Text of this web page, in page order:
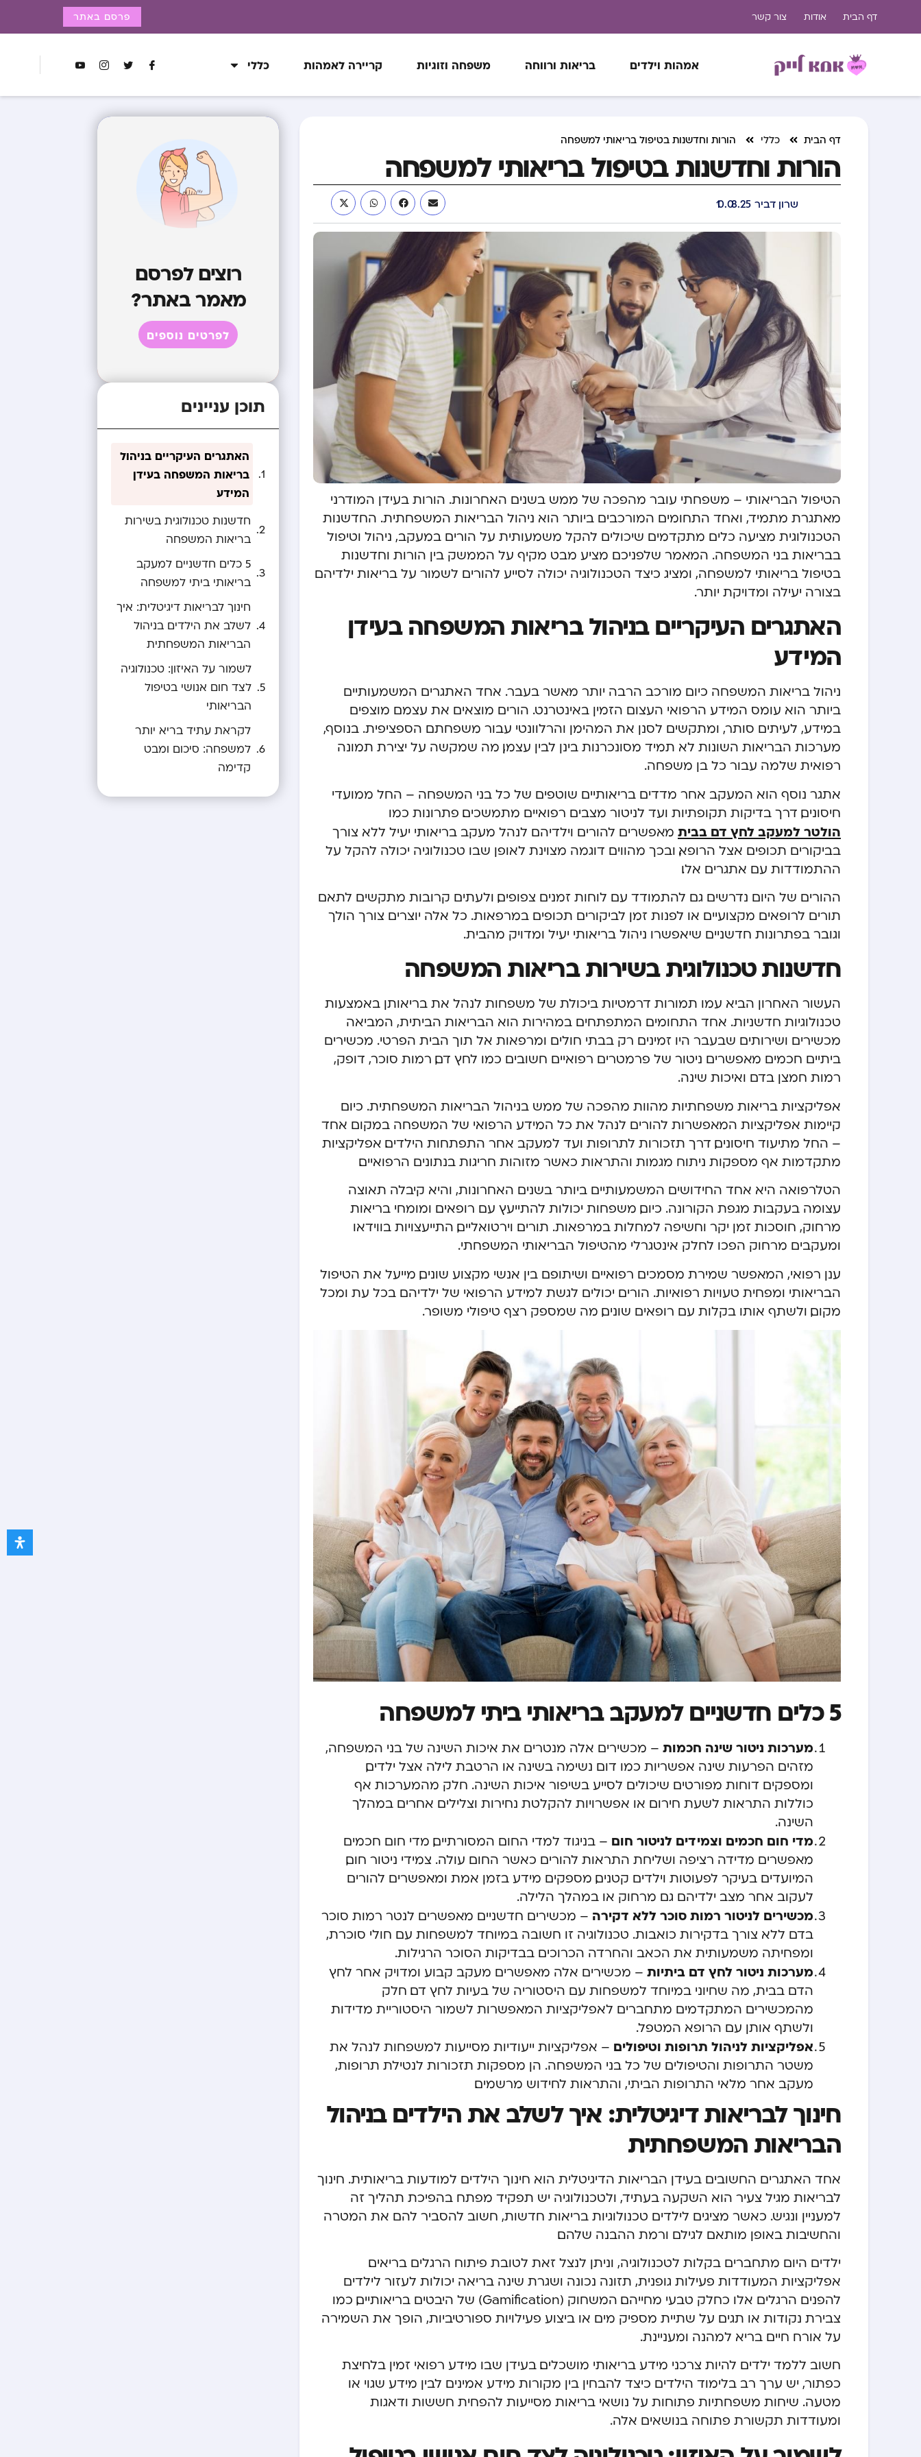
דף הבית אודות צור קשר פרסם באתר
אמהות וילדים בריאות ורווחה משפחה וזוגיות קריירה לאמהות כללי
דף הבית כללי הורות וחדשנות בטיפול בריאותי למשפחה
הורות וחדשנות בטיפול בריאותי למשפחה
שרון דביר 10.08.25
הטיפול הבריאותי – משפחתי עובר מהפכה של ממש בשנים האחרונות. הורות בעידן המודרני
מאתגרת מתמיד, ואחד התחומים המורכבים ביותר הוא ניהול הבריאות המשפחתית. החדשנות
הטכנולוגית מציעה כלים מתקדמים שיכולים להקל משמעותית על הורים במעקב, ניהול וטיפול
בבריאות בני המשפחה. המאמר שלפניכם מציע מבט מקיף על הממשק בין הורות וחדשנות
בטיפול בריאותי למשפחה, ומציג כיצד הטכנולוגיה יכולה לסייע להורים לשמור על בריאות ילדיהם
בצורה יעילה ומדויקת יותר.
האתגרים העיקריים בניהול בריאות המשפחה בעידן
המידע
ניהול בריאות המשפחה כיום מורכב הרבה יותר מאשר בעבר. אחד האתגרים המשמעותיים
ביותר הוא עומס המידע הרפואי העצום הזמין באינטרנט. הורים מוצאים את עצמם מוצפים
במידע, לעיתים סותר, ומתקשים לסנן את המהימן והרלוונטי עבור משפחתם הספציפית. בנוסף,
מערכות הבריאות השונות לא תמיד מסונכרנות בינן לבין עצמן, מה שמקשה על יצירת תמונה
רפואית שלמה עבור כל בן משפחה.
אתגר נוסף הוא המעקב אחר מדדים בריאותיים שוטפים של כל בני המשפחה – החל ממועדי
חיסונים, דרך בדיקות תקופתיות ועד לניטור מצבים רפואיים מתמשכים. פתרונות כמו
הולטר למעקב לחץ דם בבית מאפשרים להורים וילדיהם לנהל מעקב בריאותי יעיל ללא צורך
בביקורים תכופים אצל הרופא, ובכך מהווים דוגמה מצוינת לאופן שבו טכנולוגיה יכולה להקל על
ההתמודדות עם אתגרים אלו.
ההורים של היום נדרשים גם להתמודד עם לוחות זמנים צפופים, ולעתים קרובות מתקשים לתאם
תורים לרופאים מקצועיים או לפנות זמן לביקורים תכופים במרפאות. כל אלה יוצרים צורך הולך
וגובר בפתרונות חדשניים שיאפשרו ניהול בריאותי יעיל ומדויק מהבית.
חדשנות טכנולוגית בשירות בריאות המשפחה
העשור האחרון הביא עמו תמורות דרמטיות ביכולת של משפחות לנהל את בריאותן באמצעות
טכנולוגיות חדשניות. אחד התחומים המתפתחים במהירות הוא הבריאות הביתית, המביאה
מכשירים ושירותים שבעבר היו זמינים רק בבתי חולים ומרפאות אל תוך הבית הפרטי. מכשירים
ביתיים חכמים מאפשרים ניטור של פרמטרים רפואיים חשובים כמו לחץ דם, רמות סוכר, דופק,
רמות חמצן בדם ואיכות שינה.
אפליקציות בריאות משפחתיות מהוות מהפכה של ממש בניהול הבריאות המשפחתית. כיום
קיימות אפליקציות המאפשרות להורים לנהל את כל המידע הרפואי של המשפחה במקום אחד
– החל מתיעוד חיסונים, דרך תזכורות לתרופות ועד למעקב אחר התפתחות הילדים. אפליקציות
מתקדמות אף מספקות ניתוח מגמות והתראות כאשר מזוהות חריגות בנתונים הרפואיים.
הטלרפואה היא אחד החידושים המשמעותיים ביותר בשנים האחרונות, והיא קיבלה תאוצה
עצומה בעקבות מגפת הקורונה. כיום, משפחות יכולות להתייעץ עם רופאים ומומחי בריאות
מרחוק, חוסכות זמן יקר וחשיפה למחלות במרפאות. תורים וירטואליים, התייעצויות בווידאו
ומעקבים מרחוק הפכו לחלק אינטגרלי מהטיפול הבריאותי המשפחתי.
ענן רפואי, המאפשר שמירת מסמכים רפואיים ושיתופם בין אנשי מקצוע שונים, מייעל את הטיפול
הבריאותי ומפחית טעויות רפואיות. הורים יכולים לגשת למידע הרפואי של ילדיהם בכל עת ומכל
מקום, ולשתף אותו בקלות עם רופאים שונים, מה שמספק רצף טיפולי משופר.
5 כלים חדשניים למעקב בריאותי ביתי למשפחה
מערכות ניטור שינה חכמות – מכשירים אלה מנטרים את איכות השינה של בני המשפחה,
מזהים הפרעות שינה אפשריות כמו דום נשימה בשינה או הרטבת לילה אצל ילדים,
ומספקים דוחות מפורטים שיכולים לסייע בשיפור איכות השינה. חלק מהמערכות אף
כוללות התראות לשעת חירום או אפשרויות להקלטת נחירות וצלילים אחרים במהלך
השינה.
מדי חום חכמים וצמידים לניטור חום – בניגוד למדי החום המסורתיים, מדי חום חכמים
מאפשרים מדידה רציפה ושליחת התראות להורים כאשר החום עולה. צמידי ניטור חום,
המיועדים בעיקר לפעוטות וילדים קטנים, מספקים מידע בזמן אמת ומאפשרים להורים
לעקוב אחר מצב ילדיהם גם מרחוק או במהלך הלילה.
מכשירים לניטור רמות סוכר ללא דקירה – מכשירים חדשניים מאפשרים לנטר רמות סוכר
בדם ללא צורך בדקירות כואבות. טכנולוגיה זו חשובה במיוחד למשפחות עם חולי סוכרת,
ומפחיתה משמעותית את הכאב והחרדה הכרוכים בבדיקות הסוכר הרגילות.
מערכות ניטור לחץ דם ביתיות – מכשירים אלה מאפשרים מעקב קבוע ומדויק אחר לחץ
הדם בבית, מה שחיוני במיוחד למשפחות עם היסטוריה של בעיות לחץ דם. חלק
מהמכשירים המתקדמים מתחברים לאפליקציות המאפשרות לשמור היסטוריית מדידות
ולשתף אותן עם הרופא המטפל.
אפליקציות לניהול תרופות וטיפולים – אפליקציות ייעודיות מסייעות למשפחות לנהל את
משטר התרופות והטיפולים של כל בני המשפחה. הן מספקות תזכורות לנטילת תרופות,
מעקב אחר מלאי התרופות הביתי, והתראות לחידוש מרשמים.
חינוך לבריאות דיגיטלית: איך לשלב את הילדים בניהול
הבריאות המשפחתית
אחד האתגרים החשובים בעידן הבריאות הדיגיטלית הוא חינוך הילדים למודעות בריאותית. חינוך
לבריאות מגיל צעיר הוא השקעה בעתיד, ולטכנולוגיה יש תפקיד מפתח בהפיכת תהליך זה
למעניין ונגיש. כאשר מציגים לילדים טכנולוגיות בריאות חדשות, חשוב להסביר להם את המטרה
והחשיבות באופן מותאם לגילם ורמת ההבנה שלהם.
ילדים היום מתחברים בקלות לטכנולוגיה, וניתן לנצל זאת לטובת פיתוח הרגלים בריאים.
אפליקציות המעודדות פעילות גופנית, תזונה נכונה ושגרת שינה בריאה יכולות לעזור לילדים
להפנים הרגלים אלו כחלק טבעי מחייהם. המשחוק (Gamification) של היבטים בריאותיים, כמו
צבירת נקודות או תגים על שתיית מספיק מים או ביצוע פעילויות ספורטיביות, הופך את השמירה
על אורח חיים בריא למהנה ומעניינת.
חשוב ללמד ילדים להיות צרכני מידע בריאותי מושכלים. בעידן שבו מידע רפואי זמין בלחיצת
כפתור, יש ערך רב בלימוד הילדים כיצד להבחין בין מקורות מידע אמינים לבין מידע שגוי או
מטעה. שיחות משפחתיות פתוחות על נושאי בריאות מסייעות להפחית חששות ודאגות
ומעודדות תקשורת פתוחה בנושאים אלה.
רוצים לפרסם
מאמר באתר?
לפרטים נוספים
תוכן עניינים
האתגרים העיקריים בניהול
בריאות המשפחה בעידן
המידע
חדשנות טכנולוגית בשירות
בריאות המשפחה
5 כלים חדשניים למעקב
בריאותי ביתי למשפחה
חינוך לבריאות דיגיטלית: איך
לשלב את הילדים בניהול
הבריאות המשפחתית
לשמור על האיזון: טכנולוגיה
לצד חום אנושי בטיפול
הבריאותי
לקראת עתיד בריא יותר
למשפחה: סיכום ומבט
קדימה